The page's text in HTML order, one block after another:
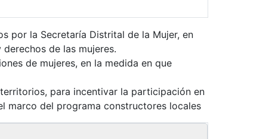
por la Secretaría Distrital de la Mujer, en
de las mujeres.
de mujeres, en la medida en que
para incentivar la participación en
marco del programa constructores locales